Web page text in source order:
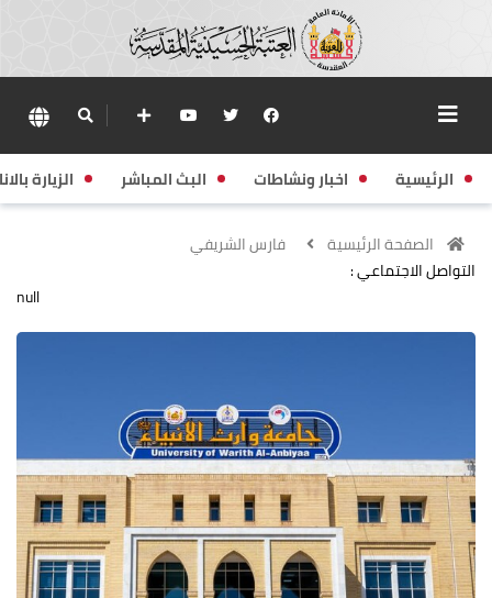
الرئيسية اخبار ونشاطات البث المباشر الزيارة
الصفحة الرئيسية
فارس الشريفي
التواصل الاجتماعي :
null